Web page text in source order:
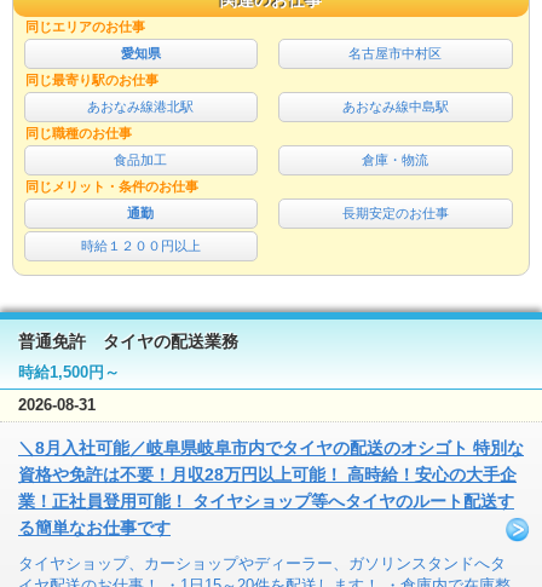
同じエリアのお仕事
愛知県
名古屋市中村区
同じ最寄り駅のお仕事
あおなみ線港北駅
あおなみ線中島駅
同じ職種のお仕事
食品加工
倉庫・物流
同じメリット・条件のお仕事
通勤
長期安定のお仕事
時給１２００円以上
普通免許 タイヤの配送業務
時給1,500円～
2026-08-31
＼8月入社可能／岐阜県岐阜市内でタイヤの配送のオシゴト 特別な
資格や免許は不要！月収28万円以上可能！ 高時給！安心の大手企
業！正社員登用可能！ タイヤショップ等へタイヤのルート配送す
る簡単なお仕事です
タイヤショップ、カーショップやディーラー、ガソリンスタンドへタ